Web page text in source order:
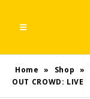
Home » Shop »
OUT CROWD: LIVE